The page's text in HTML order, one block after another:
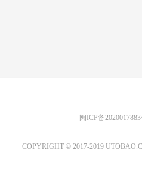
闽ICP备
COPYRIGHT © 2017-2019